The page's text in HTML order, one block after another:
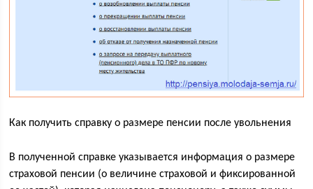
Как получить справку о размере пенсии после увольнения
В полученной справке указывается информация о размере
страховой пенсии (о величине страховой и фиксированной